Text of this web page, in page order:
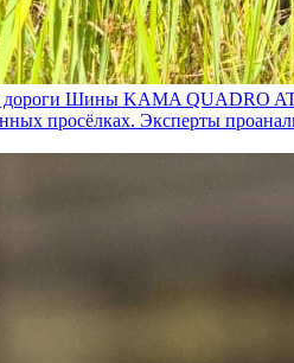
Шины KAMA QUADRO
просёлках. Эксперты